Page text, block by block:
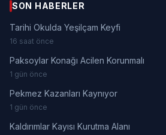
SON HABERLER
Tarihi Okulda Yeşilçam Keyfi
16 saat önce
Paksoylar Konağı Acilen Korunmalı
1 gün önce
Pekmez Kazanları Kaynıyor
1 gün önce
Kaldırımlar Kayısı Kurutma Alanı